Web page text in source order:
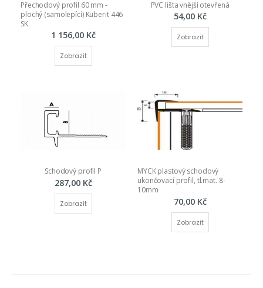
Přechodový profil 60 mm -
plochý (samolepící) Küberit 446
SK
1 156,00 Kč
Zobrazit
PVC lišta vnější otevřená
54,00 Kč
Zobrazit
Schodový profil P
287,00 Kč
Zobrazit
MYCK plastový schodový
ukončovací profil, tl.mat. 8-
10mm
70,00 Kč
Zobrazit